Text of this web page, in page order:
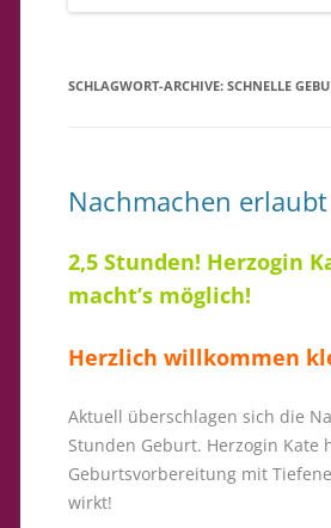
SCHLAGWORT-ARCHIVE: SCHNELLE
Nachmachen
2,5 Stunden! Herzogin
macht’s möglich!
Herzlich willkommen
Aktuell überschlagen sich die
Stunden Geburt. Herzogin Kate
Geburtsvorbereitung mit
wirkt!